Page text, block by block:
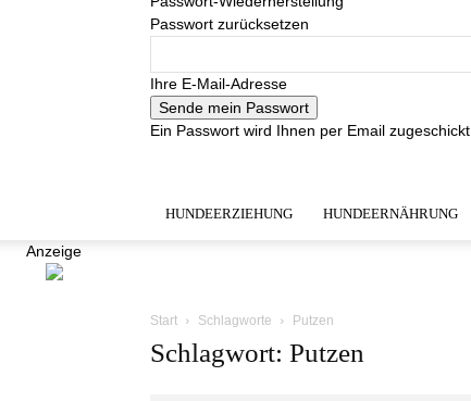
Passwort zurücksetzen
Ihre E-Mail-Adresse
Ein Passwort wird Ihnen per Email zugeschickt.
HUNDEERZIEHUNG HUNDEERNÄHRUNG
Anzeige
Start Schlagworte Putzen
Schlagwort: Putzen